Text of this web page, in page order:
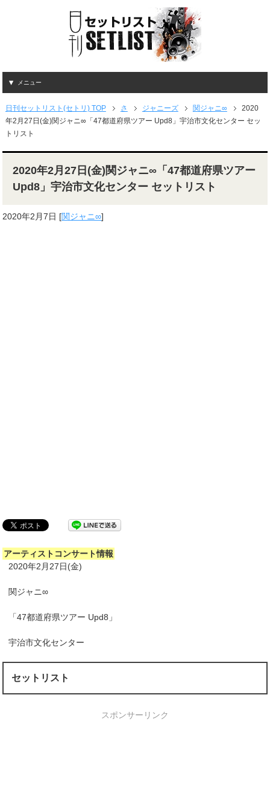
メニュー
日刊セットリスト(セトリ) TOP さ ジャニーズ 関ジャニ∞
2020
年2月27日(金)関ジャニ∞「47都道府県ツアー Upd8」宇治市文化センター セッ
トリスト
2020年2月27日(金)関ジャニ∞「47都道府県ツアー
Upd8」宇治市文化センター セットリスト
2020年2月7日 [関ジャニ∞]
アーティストコンサート情報
2020年2月27日(金)
関ジャニ∞
「47都道府県ツアー Upd8」
宇治市文化センター
セットリスト
スポンサーリンク